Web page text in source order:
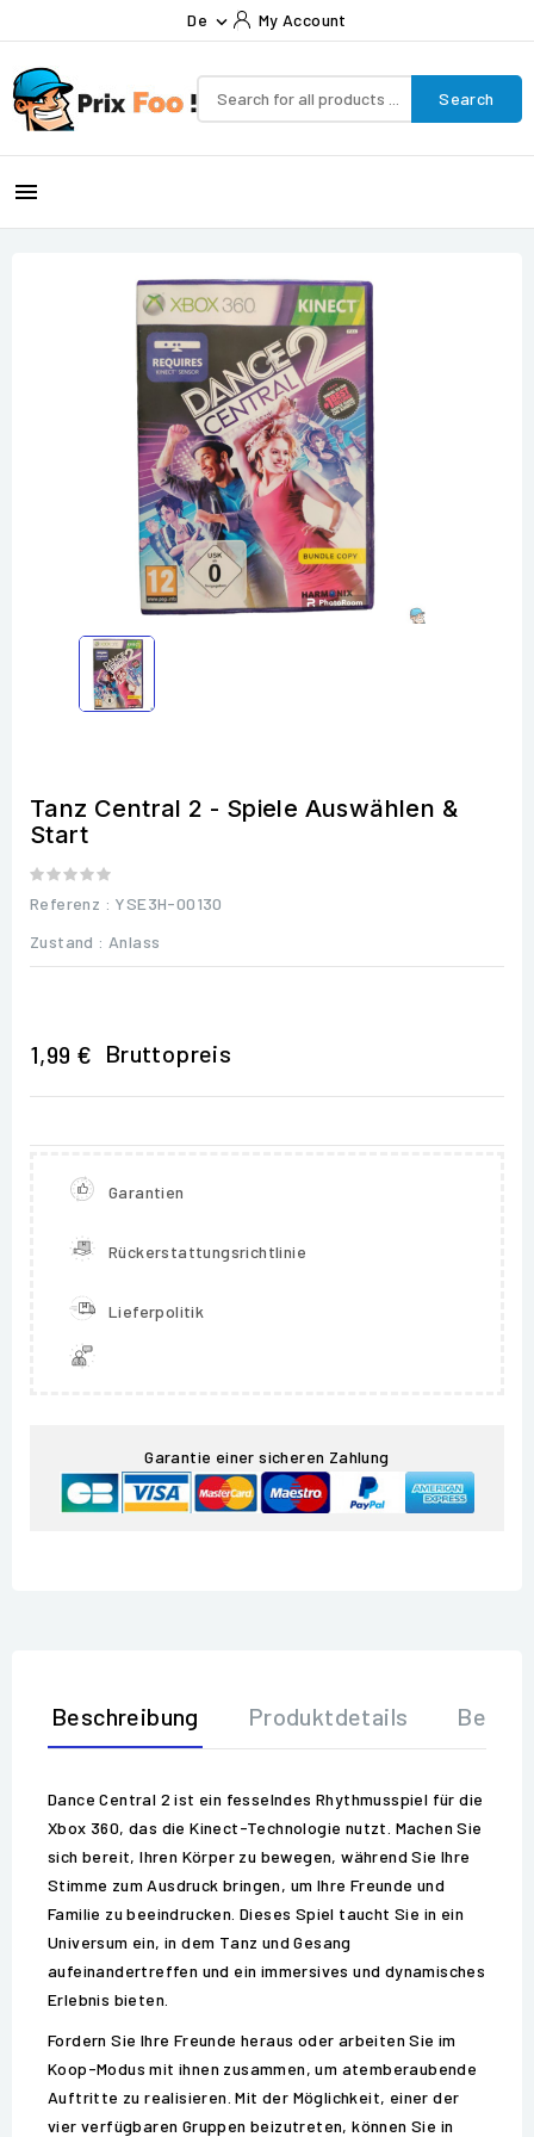
De  My Account
Search

Tanz Central 2 - Spiele Auswählen &
Start
Referenz : YSE3H-00130
Zustand : Anlass
1,99 € Bruttopreis
Garantien
Rückerstattungsrichtlinie
Lieferpolitik
Garantie einer sicheren Zahlung
Beschreibung Produktdetails
Dance Central 2 ist ein fesselndes Rhythmusspiel für die
Xbox 360, das die Kinect-Technologie nutzt. Machen Sie
sich bereit, Ihren Körper zu bewegen, während Sie Ihre
Stimme zum Ausdruck bringen, um Ihre Freunde und
Familie zu beeindrucken. Dieses Spiel taucht Sie in ein
Universum ein, in dem Tanz und Gesang
aufeinandertreffen und ein immersives und dynamisches
Erlebnis bieten.
Fordern Sie Ihre Freunde heraus oder arbeiten Sie im
Koop-Modus mit ihnen zusammen, um atemberaubende
Auftritte zu realisieren. Mit der Möglichkeit, einer der
vier verfügbaren Gruppen beizutreten, können Sie in